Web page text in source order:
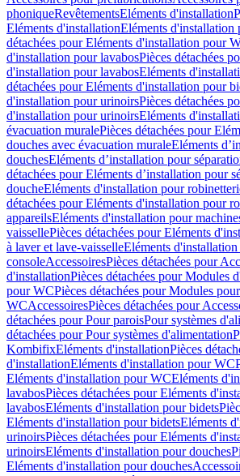
phoniqueRevêtementsEléments d'installation
Eléments d'installationEléments d'installation
détachées pour Eléments d'installation pour
d'installation pour lavabosPièces détachées
d'installation pour lavabosEléments
détachées pour Eléments d'installation pour
d'installation pour urinoirsPièces détachées
d'installation pour urinoirsEléments
évacuation muralePièces détachées pour
douches avec évacuation muraleEléments
douchesEléments d’installation pour
détachées pour Eléments d’installation pour
doucheEléments d'installation pour
détachées pour Eléments d'installation pour
appareilsEléments d'installation pour
vaissellePièces détachées pour Eléments
à laver et lave-vaisselleEléments
consoleAccessoiresPièces détachées pour
d'installationPièces détachées pour Modules
pour WCPièces détachées pour Modules pour
WCAccessoiresPièces détachées pour
détachées pour Pour paroisPour systèmes
détachées pour Pour systèmes d'alimentation
KombifixEléments d'installationPièces
d'installationEléments d'installation pour WC
Eléments d'installation pour WCEléments
lavabosPièces détachées pour Eléments
lavabosEléments d'installation pour bidets
Eléments d'installation pour bidetsEléments
urinoirsPièces détachées pour Eléments
urinoirsEléments d'installation pour douches
Eléments d'installation pour douches